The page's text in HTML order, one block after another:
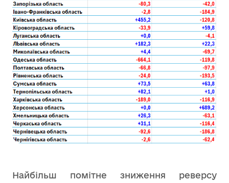
Найбільш помітне зниження реверсу